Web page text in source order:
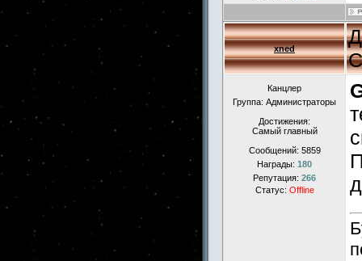
xned
Канцлер
Группа: Администраторы
Достижения:
Самый главный
Сообщений: 5859
Награды: 180
Репутация: 266
Статус: Offline